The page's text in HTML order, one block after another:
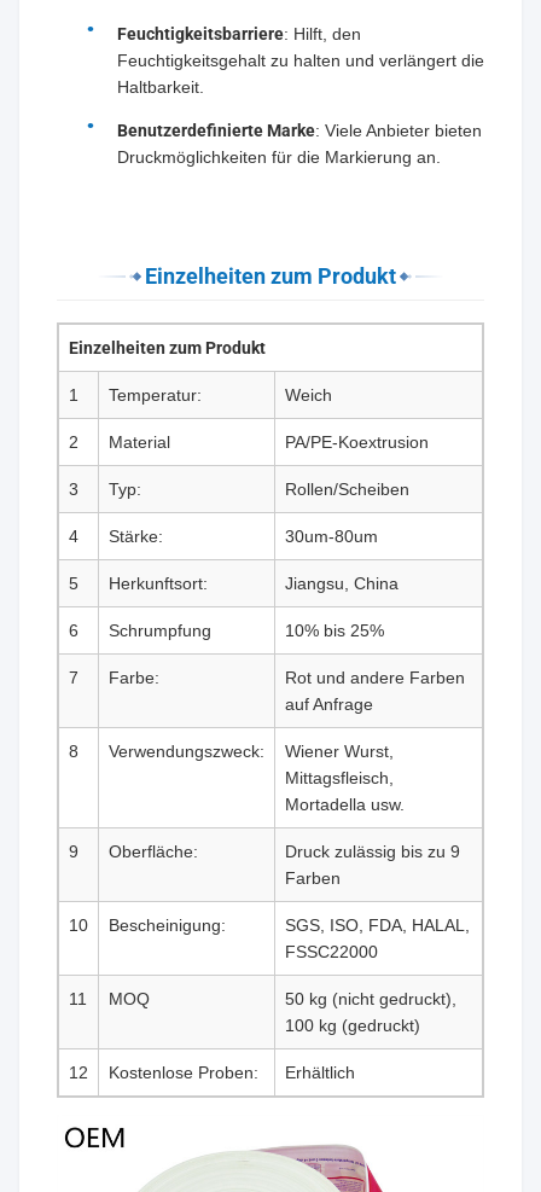
Feuchtigkeitsbarriere: Hilft, den
Feuchtigkeitsgehalt zu halten und verlängert die
Haltbarkeit.
Benutzerdefinierte Marke: Viele Anbieter bieten
Druckmöglichkeiten für die Markierung an.
Einzelheiten zum Produkt
Einzelheiten zum Produkt
1 Temperatur: Weich
2 Material PA/PE-Koextrusion
3 Typ: Rollen/Scheiben
4 Stärke: 30um-80um
5 Herkunftsort: Jiangsu, China
6 Schrumpfung 10% bis 25%
7 Farbe:
Rot und andere Farben
auf Anfrage
8 Verwendungszweck:
Wiener Wurst,
Mittagsfleisch,
Mortadella usw.
9 Oberfläche:
Druck zulässig bis zu 9
Farben
10 Bescheinigung:
SGS, ISO, FDA, HALAL,
FSSC22000
11 MOQ
50 kg (nicht gedruckt),
100 kg (gedruckt)
12 Kostenlose Proben: Erhältlich